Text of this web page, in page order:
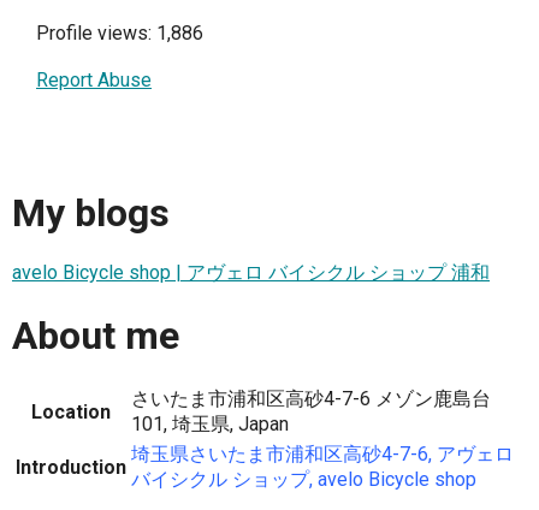
Profile views: 1,886
Report Abuse
My blogs
avelo Bicycle shop | アヴェロ バイシクル ショップ 浦和
About me
Location
さいたま市浦和区高砂4-7-6 メゾン鹿島台
101, 埼玉県, Japan
Introduction
埼玉県さいたま市浦和区高砂4-7-6, アヴェロ
バイシクル ショップ, avelo Bicycle shop